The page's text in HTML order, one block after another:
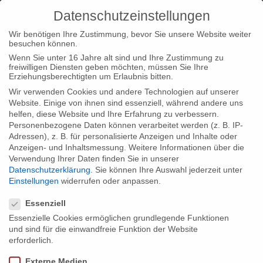
Home Type|News
Reinhardt Beetz announced as Juror of
New York Festival Awards 2017
Reinhardt Beetz announced as Juror of
New York Festival Awards 2017
Reinhardt Beetz will be one of the jurors of New York Festival
Awards 2017. The Television & Film Awards Gala – a mutual
Datenschutzeinstellungen
Wir benötigen Ihre Zustimmung, bevor Sie unsere Website weiter
besuchen können.
Wenn Sie unter 16 Jahre alt sind und Ihre Zustimmung zu
freiwilligen Diensten geben möchten, müssen Sie Ihre
Erziehungsberechtigten um Erlaubnis bitten.
Wir verwenden Cookies und andere Technologien auf unserer
Website. Einige von ihnen sind essenziell, während andere uns
helfen, diese Website und Ihre Erfahrung zu verbessern.
Personenbezogene Daten können verarbeitet werden (z. B. IP-
Adressen), z. B. für personalisierte Anzeigen und Inhalte oder
Anzeigen- und Inhaltsmessung. Weitere Informationen über die
Verwendung Ihrer Daten finden Sie in unserer
Datenschutzerklärung
Sie können Ihre Auswahl jederzeit unter
Einstellungen widerrufen oder anpassen.
Essenziell
Essenzielle Cookies ermöglichen grundlegende Funktionen
und sind für die einwandfreie Funktion der Website
erforderlich.